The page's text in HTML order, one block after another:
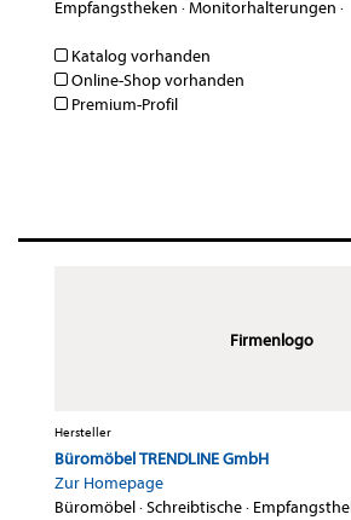
Empfangstheken ·Monitorhalterungen ·
Katalog vorhanden
Online-Shop vorhanden
Premium-Profil
Firmenlogo
Hersteller
Büromöbel TRENDLINE GmbH
Zur Homepage
Büromöbel·Schreibtische·